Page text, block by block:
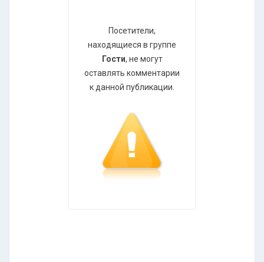
Посетители,
находящиеся в группе
Гости, не могут
оставлять комментарии
к данной публикации.